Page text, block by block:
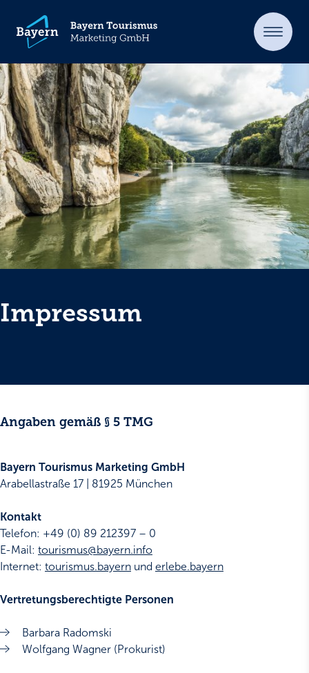
Impressum
Angaben gemäß § 5 TMG
Bayern Tourismus Marketing GmbH
Arabellastraße 17 | 81925 München
Kontakt
Telefon: +49 (0) 89 212397 – 0
E-Mail: tourismus@bayern.info
Internet: tourismus.bayern und erlebe.bayern
Vertretungsberechtigte Personen
Barbara Radomski
Wolfgang Wagner (Prokurist)